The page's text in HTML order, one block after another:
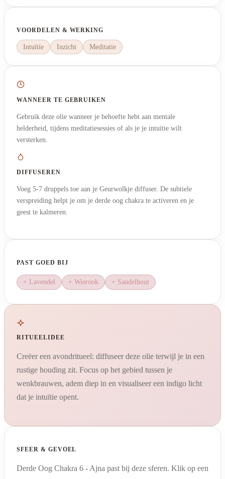
VOORDELEN & WERKING
Intuïtie Inzicht Meditatie
WANNEER TE GEBRUIKEN
Gebruik deze olie wanneer je behoefte hebt aan mentale
helderheid, tijdens meditatiesessies of als je je intuïtie wilt
versterken.
DIFFUSEREN
Voeg 5-7 druppels toe aan je Geurwolkje diffuser. De subtiele
verspreiding helpt je om je derde oog chakra te activeren en je
geest te kalmeren.
PAST GOED BIJ
+ Lavendel + Wierook + Sandelhout
RITUEELIDEE
Creëer een avondritueel: diffuseer deze olie terwijl je in een
rustige houding zit. Focus op het gebied tussen je
wenkbrauwen, adem diep in en visualiseer een indigo licht
dat je intuïtie opent.
SFEER & GEVOEL
Derde Oog Chakra 6 - Ajna past bij deze sferen. Klik op een